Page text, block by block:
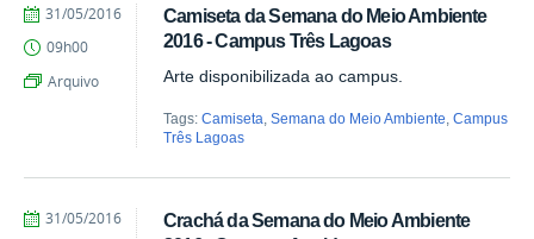
Camiseta da Semana do Meio Ambiente
2016 - Campus Três Lagoas
Arte disponibilizada ao campus.
Tags:Camiseta ,Semana do Meio Ambiente ,Campus
Três Lagoas
by
Aragão
Published
31/05/2016
09h00
Arquivo
Crachá da Semana do Meio Ambiente
by
Published
31/05/2016